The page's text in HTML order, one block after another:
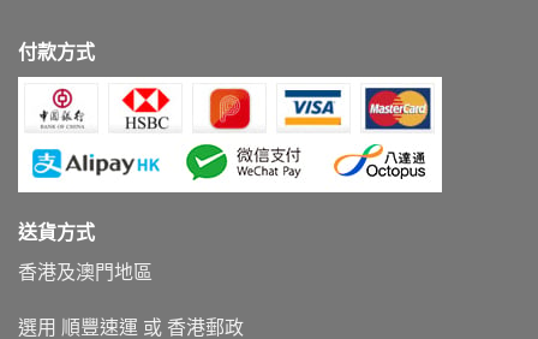
付款方式
送貨方式
香港及澳門地區
選用 順豐速運 或 香港郵政